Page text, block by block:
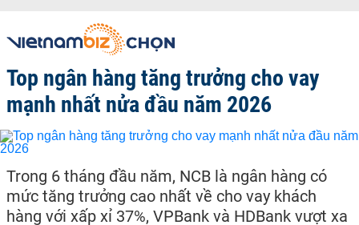
Top ngân hàng tăng trưởng cho vay
mạnh nhất nửa đầu năm 2026
Trong 6 tháng đầu năm, NCB là ngân hàng có
mức tăng trưởng cao nhất về cho vay khách
hàng với xấp xỉ 37%, VPBank và HDBank vượt xa